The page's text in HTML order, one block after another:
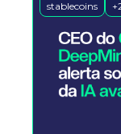
stablecoins